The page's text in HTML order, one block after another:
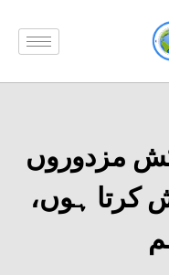
مزدوروں
کرتا ہوں،